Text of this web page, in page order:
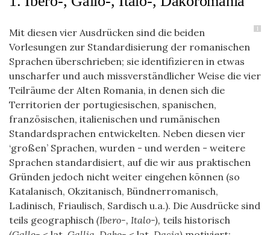
1
Mit diesen vier Ausdrücken sind die beiden
Vorlesungen zur Standardisierung der romanischen
Sprachen überschrieben; sie identifizieren in etwas
unscharfer und auch missverständlicher Weise die vier
Teilräume der Alten Romania, in denen sich die
Territorien der portugiesischen, spanischen,
französischen, italienischen und rumänischen
Standardsprachen entwickelten. Neben diesen vier
‘großen’ Sprachen, wurden - und werden - weitere
Sprachen standardisiert, auf die wir aus praktischen
Gründen jedoch nicht weiter eingehen können (so
Katalanisch, Okzitanisch, Bündnerromanisch,
Ladinisch, Friaulisch, Sardisch u.a.). Die Ausdrücke sind
teils geographisch (Ibero-, Italo-), teils historisch